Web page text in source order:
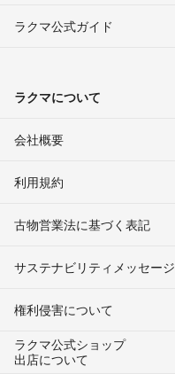
ラクマ公式ガイド
ラクマについて
会社概要
利用規約
古物営業法に基づく表記
サステナビリティメッセージ
権利侵害について
ラクマ公式ショップ
出店について